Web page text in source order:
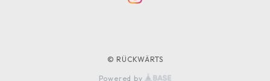
© RÜCKWÄRTS
Powered by